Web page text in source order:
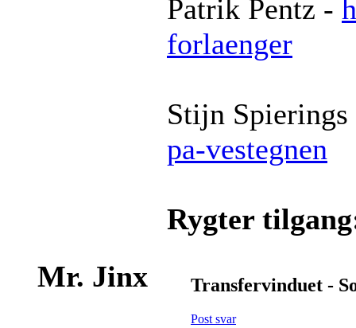
Patrik Pentz -
forlaenger
Stijn
pa-vestegnen
Rygter
Mr. Jinx
Transfervinduet -
Post svar